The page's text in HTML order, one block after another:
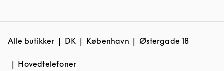
Alle butikker DK København Østergade 18
Hovedtelefoner